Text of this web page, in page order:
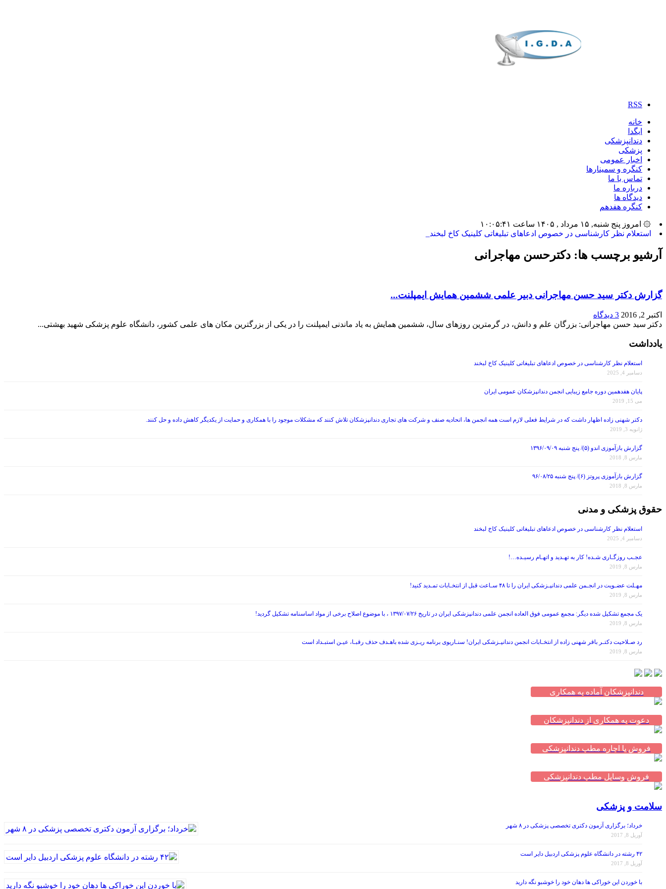
RSS
خانه
ایگدا
دندانپزشکی
پزشکی
اخبار عمومی
کنگره و سمینارها
تماس با ما
درباره ما
دیدگاه ها
کنگره هفدهم
۞ امروز پنج شنبه, ۱۵ مرداد , ۱۴۰۵ ساعت ۱۰:۰۵:۴۱
بیشت_
آرشیو برچسب ها: دکترحسن مهاجرانی
گزارش دکتر سید حسن مهاجرانی دبیر علمی ششمین همایش ایمپلنت...
اکتبر 2, 2016
3 دیدگاه
دکتر سید حسن مهاجرانی: بزرگان علم و دانش، در گرمترین روزهای سال، ششمین همایش به یاد ماندنی ایمپلنت را در یکی از بزرگترین مکان های علمی کشور، دانشگاه علوم پزشکی شهید بهشتی...
یادداشت
استعلام نظر کارشناسی در خصوص ادعاهای تبلیغاتی کلینیک کاخ لبخند
دسامبر 4, 2025
پایان هفدهمین دوره جامع زیبایی انجمن دندانپزشکان عمومی ایران
می 15, 2019
دکتر شهنی زاده اظهار داشت که در شرایط فعلی لازم است همه انجمن ها، اتحادیه صنف و شرکت های تجاری دندانپزشکان تلاش کنند که مشکلات موجود را با همکاری و حمایت از یکدیگر کاهش داده و حل کنند.
ژانویه 3, 2019
گزارش بازآموزی اندو (۵)/ پنج شنبه ۱۳۹۶/۰۹/۰۹
مارس 8, 2018
گزارش بازآموزی پروتز (۶)/ پنج شنبه ۹۶/۰۸/۲۵
مارس 8, 2018
حقوق پزشکی و مدنی
استعلام نظر کارشناسی در خصوص ادعاهای تبلیغاتی کلینیک کاخ لبخند
دسامبر 4, 2025
عجـب روزگـاری شـده! کار به تهـدید و اتهـام رسیـده…!
مارس 8, 2019
مهـلت عضـویت در انجـمن علمی دندانپـزشکی ایران را تا ۴۸ سـاعت قبل از انتخـابات تمـدید کنید!
مارس 8, 2019
یک مجمع تشکیل شده دیگر: مجمع عمومی فوق العاده انجمن علمی دندانپزشکی ایران در تاریخ ۱۳۹۷/۰۷/۲۶ ، با موضوع اصلاح برخی از مواد اساسنامه تشکیل گردید!
مارس 8, 2019
رد صـلاحیت دکتـر باقر شهنی زاده از انتخـابات انجمن دندانپـزشکی ایران! سنـاریوی برنامه ریـزی شده باهـدف حذف رقبـا، عیـن استبـداد است
مارس 8, 2019
دندانپزشکان آماده به همکاری
دعوت به همکاری از دندانپزشکان
فروش یا اجاره مطب دندانپزشکی
فروش وسایل مطب دندانپزشکی
سلامت و پزشکی
خرداد؛ برگزاری آزمون دکتری تخصصی پزشکی در ۸ شهر
آوریل 8, 2017
۴۲ رشته در دانشگاه علوم پزشکی اردبیل دایر است
آوریل 8, 2017
با خوردن این خوراکی ها دهان خود را خوشبو نگه دارید